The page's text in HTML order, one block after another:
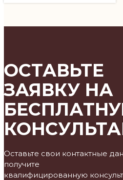
ОСТАВЬТЕ
ЗАЯВКУ НА
Оставьте свои контактные
получите
квалифицированную